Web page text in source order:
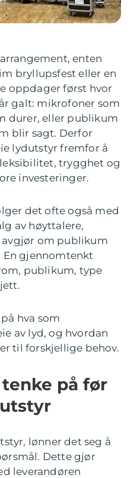
enten
bryllupsfest eller en
oppdager først hvor
galt: mikrofoner som
durer, eller publikum
blir sagt. Derfor
lydutstyr fremfor å
trygghet og
investeringer.
det ofte også med
av høyttalere,
om publikum
En gjennomtenkt
publikum, type
hva som
av lyd, og hvordan
til forskjellige behov.
på før
lønner det seg å
Dette gjør
leverandøren